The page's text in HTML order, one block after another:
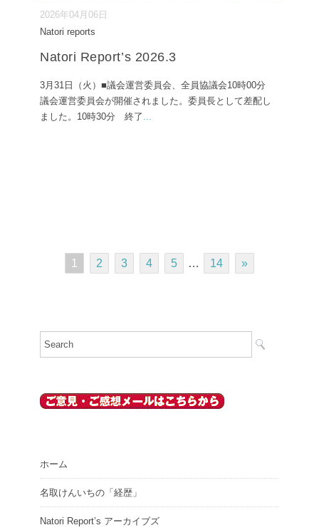
2026年04月06日
Natori reports
Natori Report’s 2026.3
3月31日（火）■議会運営委員会、全員協議会10時00分
議会運営委員会が開催されました。委員長として差配し
ました。10時30分 終了
1 2 3 4 5 … 14 »
ホーム
名取けんいちの「経歴」
Natori Report’s アーカイブズ